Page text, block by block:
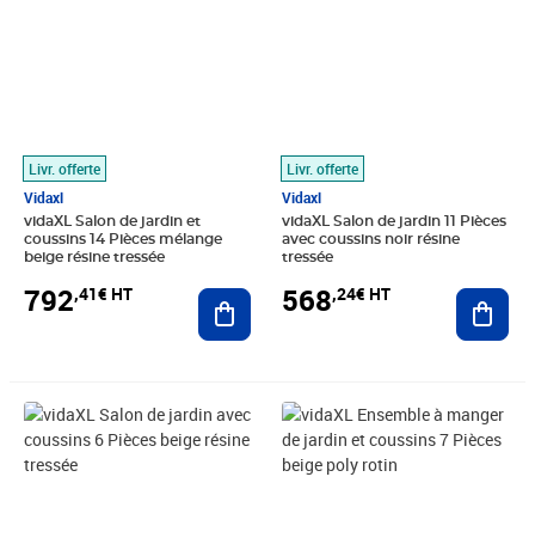
Livr. offerte
Vidaxl
vidaXL Salon de jardin et
coussins 14 Pièces mélange
beige résine tressée
792,41€ HT Ajouter au panier
Livr. offerte
Vidaxl
vidaXL Salon de jardin 11 Pièces
avec coussins noir résine
tressée
568,24€ HT
Prix barré 380,83€ HT
Prix 344,91€ HT Prix barré 831,66€ HT
Prix 653,24€ HT